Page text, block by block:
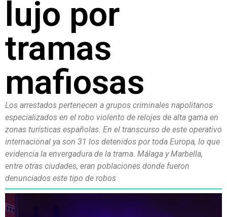
lujo por
tramas
mafiosas
Los arrestados pertenecen a grupos criminales napolitanos
especializados en el robo violento de relojes de alta gama en
zonas turísticas españolas. En el transcurso de este operativo
internacional ya son 31 los detenidos por toda Europa, lo que
evidencia la envergadura de la trama. Málaga y Marbella,
entre otras ciudades, eran poblaciones donde fueron
denunciados este tipo de robos